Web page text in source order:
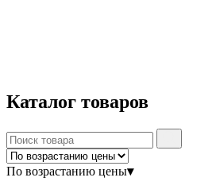
Каталог товаров
По возрастанию цены▾